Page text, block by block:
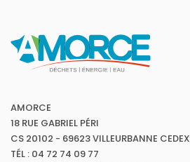
AMORCE
18 RUE GABRIEL PÉRI
CS 20102 - 69623 VILLEURBANNE CEDEX
TÉL : 04 72 74 09 77